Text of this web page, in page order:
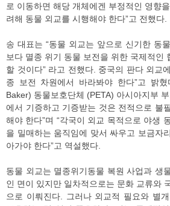
로 이동하면 해당 개체에겐 부정적인 영향
려해 동물 외교를 시행해야 한다”고 전했다.
송 대표는 “동물 외교는 앞으로 신기한 동
보다 멸종 위기 동물 보전을 위한 국제적인
할 것이다” 라고 전했다. 중국의 판다 외교
종 보전 차원에서 바라봐야 한다”고 밝
Baker) 동물보호단체 (PETA) 아시아지부
에서 기증하고 기증받는 것은 전적으로 불
해야 한다”며 “각국이 외교 목적으로 야생
을 밀매하는 움직임에 맞서 싸우고 보금자
아가야 한다”고 역설했다.
동물 외교는 멸종위기동물 복원 사업과 생
인 면이 있지만 일차적으로는 문화 교류와
으로 이뤄진다. 그러나 외교적 필요와 별